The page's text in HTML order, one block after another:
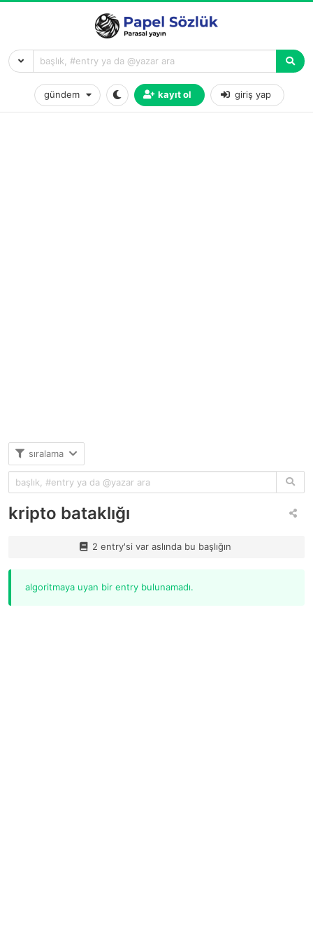
gündem kayıt ol giriş yap
sıralama
kripto bataklığı
2 entry'si var aslında bu başlığın
algoritmaya uyan bir entry bulunamadı.